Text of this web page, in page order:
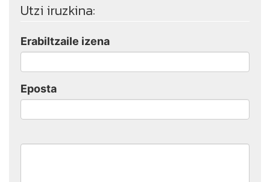
Utzi iruzkina:
Erabiltzaile izena
Eposta